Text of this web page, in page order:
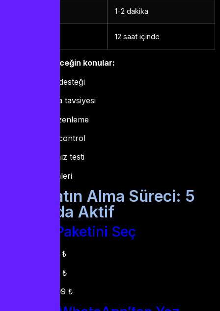
1-2 dakika
12 saat içinde
Yardım alabileceğin konular:
Kurulum desteği
Uygulama tavsiyesi
Kanal düzenleme
Parental control
İnternet hız testi
İade işlemleri
IPTV Satın Alma Süreci: 5
Dakikada Aktif
Adım 1: Paketini Seç
3 ay: 699 ₺
6 ay: 999 ₺
12 ay: 1599 ₺